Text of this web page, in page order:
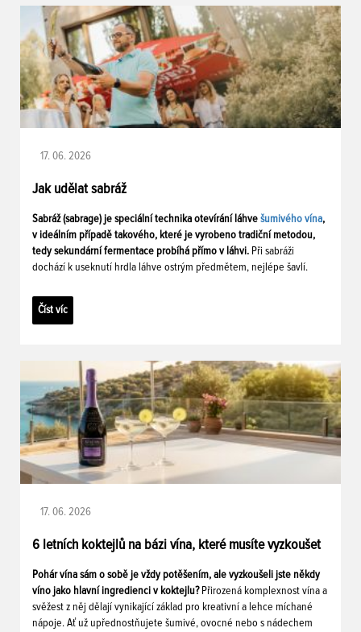
17. 06. 2026
Jak udělat sabráž
Sabráž (sabrage) je speciální technika otevírání láhve šumivého vína,
v ideálním případě takového, které je vyrobeno tradiční metodou,
tedy sekundární fermentace probíhá přímo v láhvi. Při sabráži
dochází k useknutí hrdla láhve ostrým předmětem, nejlépe šavlí.
Číst víc
17. 06. 2026
6 letních koktejlů na bázi vína, které musíte vyzkoušet
Pohár vína sám o sobě je vždy potěšením, ale vyzkoušeli jste někdy
víno jako hlavní ingredienci v koktejlu? Přirozená komplexnost vína a
svěžest z něj dělají vynikající základ pro kreativní a lehce míchané
nápoje. Ať už upřednostňujete šumivé, ovocné nebo s nádechem